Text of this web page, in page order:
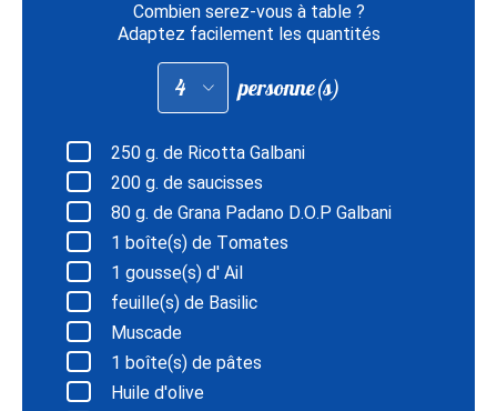
Combien serez-vous à table ?
Adaptez facilement les quantités
Adapter
les
quantités
pour
personne(s)
250 g. de Ricotta Galbani
200 g. de saucisses
80 g. de Grana Padano D.O.P Galbani
1 boîte(s) de Tomates
1 gousse(s) d' Ail
feuille(s) de Basilic
Muscade
1 boîte(s) de pâtes
Huile d'olive